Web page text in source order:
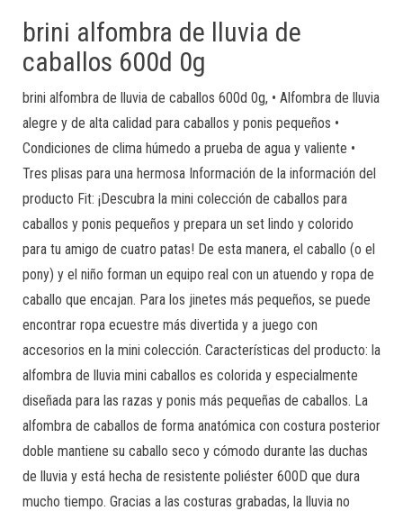
brini alfombra de lluvia de
caballos 600d 0g
brini alfombra de lluvia de caballos 600d 0g, • Alfombra de lluvia
alegre y de alta calidad para caballos y ponis pequeños •
Condiciones de clima húmedo a prueba de agua y valiente •
Tres plisas para una hermosa Información de la información del
producto Fit: ¡Descubra la mini colección de caballos para
caballos y ponis pequeños y prepara un set lindo y colorido
para tu amigo de cuatro patas! De esta manera, el caballo (o el
pony) y el niño forman un equipo real con un atuendo y ropa de
caballo que encajan. Para los jinetes más pequeños, se puede
encontrar ropa ecuestre más divertida y a juego con
accesorios en la mini colección. Características del producto: la
alfombra de lluvia mini caballos es colorida y especialmente
diseñada para las razas y ponis más pequeñas de caballos. La
alfombra de caballos de forma anatómica con costura posterior
doble mantiene su caballo seco y cómodo durante las duchas
de lluvia y está hecha de resistente poliéster 600D que dura
mucho tiempo. Gracias a las costuras grabadas, la lluvia no